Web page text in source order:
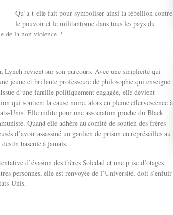
Qu’a-t-elle fait pour symboliser ainsi la rébellion contre
le pouvoir et le militantisme dans tous les pays du
de la non violence ?
Lynch revient sur son parcours. Avec une simplicité qui
jeune et brillante professeure de philosophie qui enseigne
d’une famille politiquement engagée, elle devient
qui soutient la cause noire, alors en pleine effervescence à
Unis. Elle milite pour une association proche du Black
Quand elle adhère au comité de soutien des frères
d’avoir assassiné un gardien de prison en représailles au
bascule à jamais.
d’évasion des frères Soledad et une prise d’otages
personnes, elle est renvoyée de l’Université, doit s’enfuir
Unis.